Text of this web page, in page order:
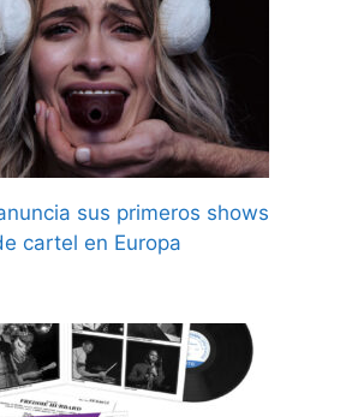
sus primeros shows
cartel en Europa